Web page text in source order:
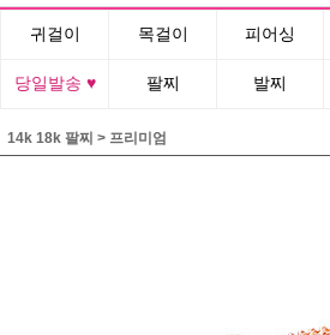
귀걸이 목걸이 피어싱
당일발송 ♥ 팔찌 발찌
14k 18k 팔찌 > 프리미엄